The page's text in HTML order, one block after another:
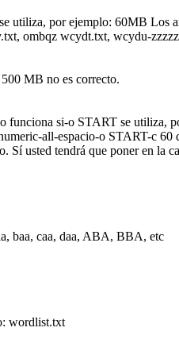
por ejemplo: 60MB Los
ombqz wcydt.txt, wcydu-
MB no es correcto.
si-o START se utiliza,
all-espacio-o START-c
usted tendrá que poner en
baa, caa, daa, ABA, BBA, etc
wordlist.txt